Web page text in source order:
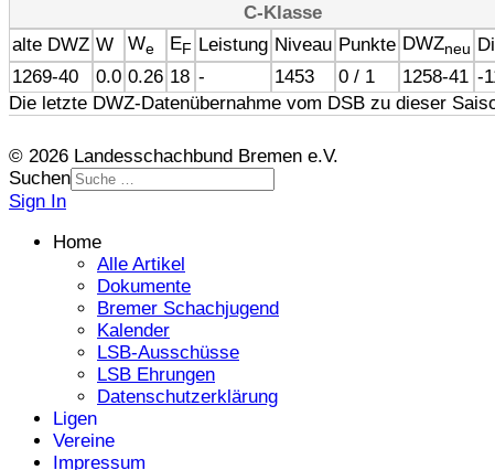
C-Klasse
alte DWZ W We EF Leistung Niveau Punkte DWZneu
1269-40
0.0 0.26 18 - 1453 0 / 1 1258-41 -
Die letzte DWZ-Datenübernahme vom DSB zu dieser
© 2026 Landesschachbund Bremen e.V.
Suchen
Sign In
Home
Alle Artikel
Dokumente
Bremer Schachjugend
Kalender
LSB-Ausschüsse
LSB Ehrungen
Datenschutzerklärung
Ligen
Vereine
Impressum